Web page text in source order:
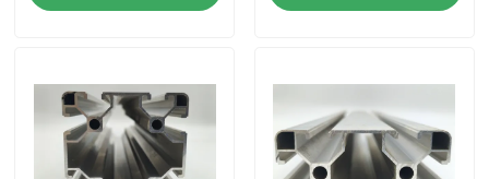
광택 알루미늄 프로파일